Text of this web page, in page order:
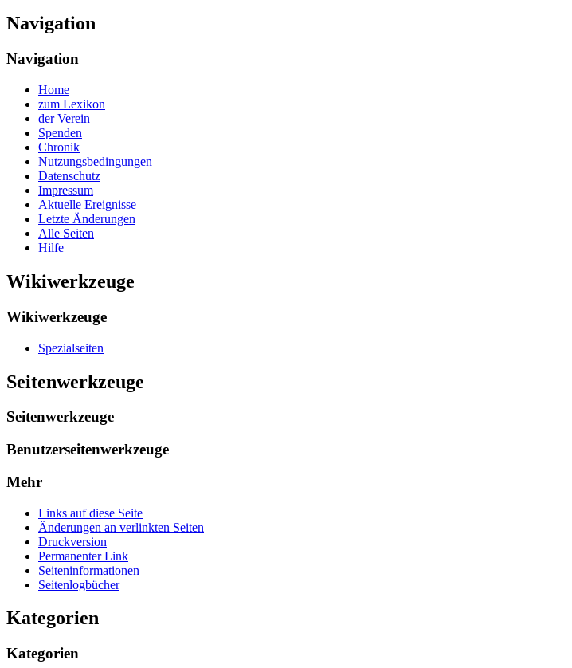
Navigation
Navigation
Home
zum Lexikon
der Verein
Spenden
Chronik
Nutzungsbedingungen
Datenschutz
Impressum
Aktuelle Ereignisse
Letzte Änderungen
Alle Seiten
Hilfe
Wikiwerkzeuge
Wikiwerkzeuge
Spezialseiten
Seitenwerkzeuge
Seitenwerkzeuge
Benutzerseitenwerkzeuge
Mehr
Links auf diese Seite
Änderungen an verlinkten Seiten
Druckversion
Permanenter Link
Seiten­­informationen
Seitenlogbücher
Kategorien
Kategorien